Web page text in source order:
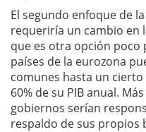
El segundo enfoque de
requeriría un cambio en
que es otra opción poco
países de la eurozona
comunes hasta un
60% de su PIB anual.
gobiernos serían
respaldo de sus propios